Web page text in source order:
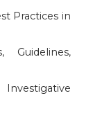
Practices in
Guidelines,